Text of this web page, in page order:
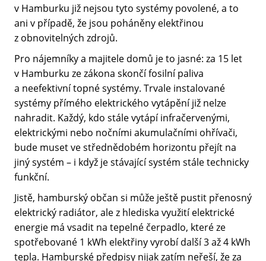
v Hamburku již nejsou tyto systémy povolené, a to
ani v případě, že jsou poháněny elektřinou
z obnovitelných zdrojů.
Pro nájemníky a majitele domů je to jasné: za 15 let
v Hamburku ze zákona skončí fosilní paliva
a neefektivní topné systémy. Trvale instalované
systémy přímého elektrického vytápění již nelze
nahradit. Každý, kdo stále vytápí infračervenými,
elektrickými nebo nočními akumulačními ohřívači,
bude muset ve střednědobém horizontu přejít na
jiný systém – i když je stávající systém stále technicky
funkční.
Jistě, hamburský občan si může ještě pustit přenosný
elektrický radiátor, ale z hlediska využití elektrické
energie má vsadit na tepelné čerpadlo, které ze
spotřebované 1 kWh elektřiny vyrobí další 3 až 4 kWh
tepla. Hamburské předpisy nijak zatím neřeší, že za